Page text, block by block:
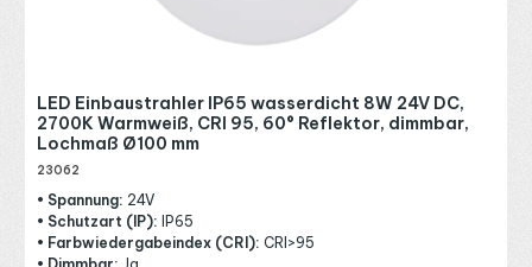
LED Einbaustrahler IP65 wasserdicht 8W 24V DC,
2700K Warmweiß, CRI 95, 60° Reflektor, dimmbar,
Lochmaß Ø100 mm
23062
• Spannung: 24V
• Schutzart (IP): IP65
• Farbwiedergabeindex (CRI): CRI>95